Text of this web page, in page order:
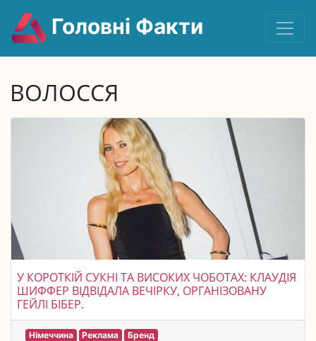
Головні Факти
ВОЛОССЯ
У КОРОТКІЙ СУКНІ ТА ВИСОКИХ ЧОБОТАХ: КЛАУДІЯ
ШИФФЕР ВІДВІДАЛА ВЕЧІРКУ, ОРГАНІЗОВАНУ
ГЕЙЛІ БІБЕР.
Німеччина Реклама Бренд